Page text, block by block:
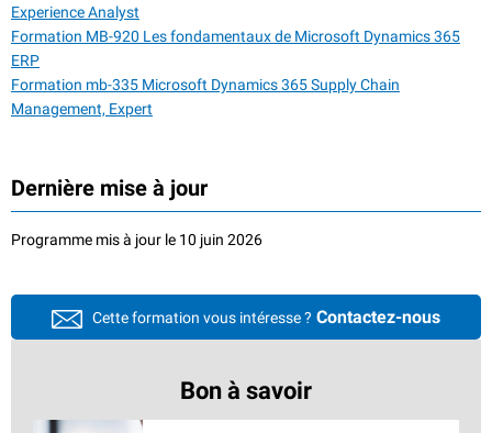
Experience Analyst
Formation MB-920 Les fondamentaux de Microsoft Dynamics 365
ERP
Formation mb-335 Microsoft Dynamics 365 Supply Chain
Management, Expert
Dernière mise à jour
Programme mis à jour le 10 juin 2026
Cette formation vous intéresse ? Contactez-nous
Bon à savoir